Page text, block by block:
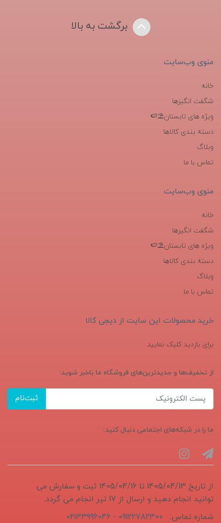
برگشت به بالا
منوی وب‌سایت
خانه
شگفت انگیزها
ویژه های تابستان⛱️🍉
دسته بندی کالاها
وبلاگ
تماس با ما
منوی وب‌سایت
خانه
شگفت انگیزها
ویژه های تابستان⛱️🍉
دسته بندی کالاها
وبلاگ
تماس با ما
خرید محصولات این سایت از دیجی کالا
برای بازدید کلیک نمایید
از تخفیف‌ها و جدیدترین‌های فروشگاه ما باخبر شوید:
ثبت‌نام
ما را در شبکه‌های اجتماعی دنبال کنید:
از تاریخ 1405/04/13 تا 1405/04/16 ثبت و سفارش می
توانید انجام دهید و ارسال از 17 تیر انجام می گردد.
شماره تماس:
09122782300 - 02133996046